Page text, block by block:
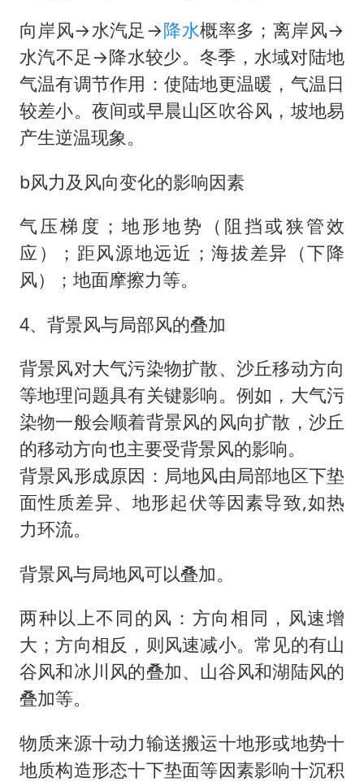
向岸风→水汽足→降水概率多；离岸风→
水汽不足→降水较少。冬季，水域对陆地
气温有调节作用：使陆地更温暖，气温日
较差小。夜间或早晨山区吹谷风，坡地易
产生逆温现象。
b风力及风向变化的影响因素
气压梯度；地形地势（阻挡或狭管效
应）；距风源地远近；海拔差异（下降
风）；地面摩擦力等。
4、背景风与局部风的叠加
背景风对大气污染物扩散、沙丘移动方向
等地理问题具有关键影响。例如，大气污
染物一般会顺着背景风的风向扩散，沙丘
的移动方向也主要受背景风的影响。
背景风形成原因‌：局地风由局部地区下垫
面性质差异、地形起伏等因素导致,如热
力环流。
背景风与局地风可以叠加。
两种以上不同的风：方向相同，风速增
大；方向相反，则风速减小。常见的有山
谷风和冰川风的叠加、山谷风和湖陆风的
叠加等。
物质来源十动力输送搬运十地形或地势十
地质构造形态十下垫面等因素影响十沉积